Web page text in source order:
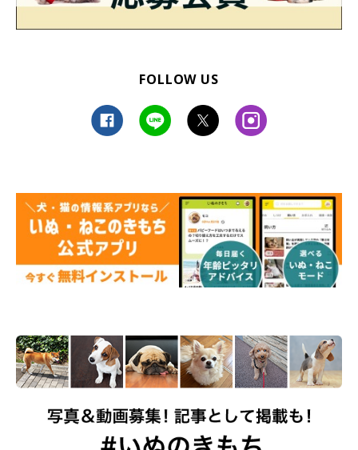
アンケートによせられたコメント
ゃん）
「綺麗な顔より愛嬌のある方が好きなので。」（アッシュ
さん／愛犬 シー・ズー ナルちゃん）
「優しそうな顔で可愛い。たぬき顔の柴犬の少し情けない
FOLLOW US